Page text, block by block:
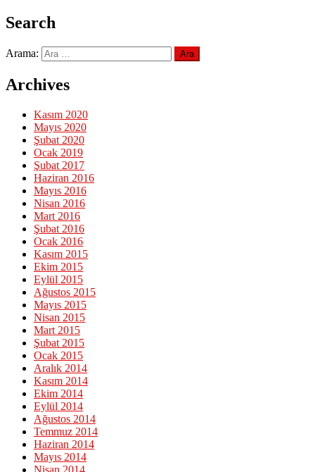
Search
Arama:
Archives
Kasım 2020
Mayıs 2020
Şubat 2020
Ocak 2019
Şubat 2017
Haziran 2016
Mayıs 2016
Nisan 2016
Mart 2016
Şubat 2016
Ocak 2016
Kasım 2015
Ekim 2015
Eylül 2015
Ağustos 2015
Mayıs 2015
Nisan 2015
Mart 2015
Şubat 2015
Ocak 2015
Aralık 2014
Kasım 2014
Ekim 2014
Eylül 2014
Ağustos 2014
Temmuz 2014
Haziran 2014
Mayıs 2014
Nisan 2014